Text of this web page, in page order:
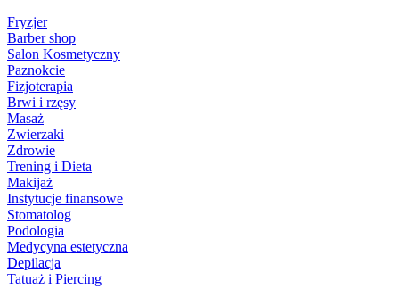
Fryzjer
Barber shop
Salon Kosmetyczny
Paznokcie
Fizjoterapia
Brwi i rzęsy
Masaż
Zwierzaki
Zdrowie
Trening i Dieta
Makijaż
Instytucje finansowe
Stomatolog
Podologia
Medycyna estetyczna
Depilacja
Tatuaż i Piercing